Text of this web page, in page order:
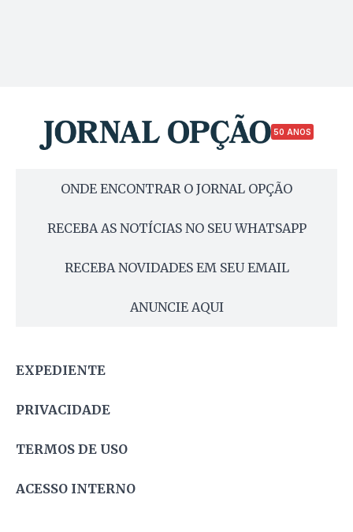
50 ANOS
ONDE ENCONTRAR O JORNAL OPÇÃO
RECEBA AS NOTÍCIAS NO SEU WHATSAPP
RECEBA NOVIDADES EM SEU EMAIL
ANUNCIE AQUI
EXPEDIENTE
PRIVACIDADE
TERMOS DE USO
ACESSO INTERNO